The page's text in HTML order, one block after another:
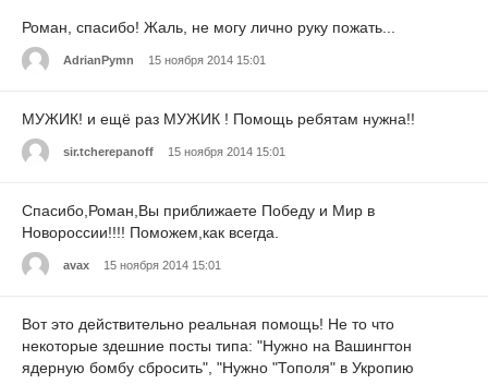
Роман, спасибо! Жаль, не могу лично руку пожать...
AdrianPymn 15 ноября 2014 15:01
МУЖИК! и ещё раз МУЖИК ! Помощь ребятам нужна!!
sir.tcherepanoff 15 ноября 2014 15:01
Спасибо,Роман,Вы приближаете Победу и Мир в
Новороссии!!!! Поможем,как всегда.
avax 15 ноября 2014 15:01
Вот это действительно реальная помощь! Не то что
некоторые здешние посты типа: "Нужно на Вашингтон
ядерную бомбу сбросить", "Нужно "Тополя" в Укропию